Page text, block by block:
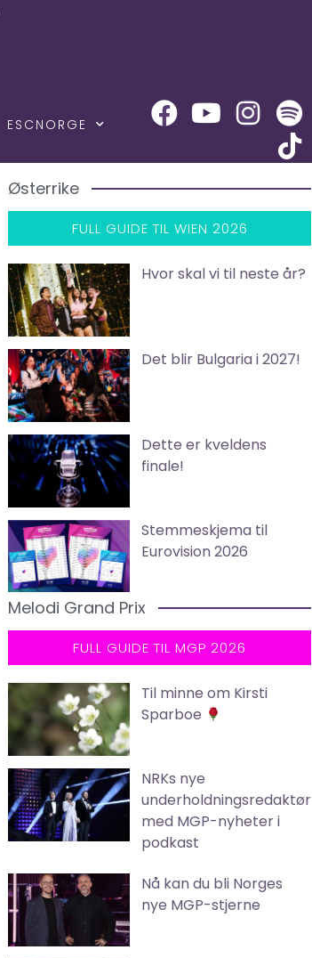
ESCNORGE
Østerrike
FULL GUIDE TIL WIEN 2026
Hvor skal vi til neste år?
Det blir Bulgaria i 2027!
Dette er kveldens
finale!
Stemmeskjema til
Eurovision 2026
Melodi Grand Prix
FULL GUIDE TIL MGP 2026
Til minne om Kirsti
Sparboe
NRKs nye
underholdningsredaktør
med MGP-nyheter i
podkast
Nå kan du bli Norges
nye MGP-stjerne